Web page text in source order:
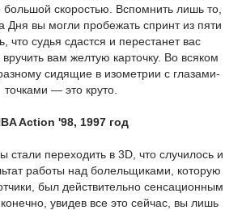
большой скоростью. Вспомнить лишь то,
Дня вы могли пробежать спринт из пяти
что судья сдастся и перестанет вас
вручить вам желтую карточку. Во всяком
сидящие в изометрии с глазами-
точками — это круто.
Action '98, 1997 год
стали переходить в 3D, что случилось и
работы над болельщиками, которую
был действительно сенсационным
увидев все это сейчас, вы лишь